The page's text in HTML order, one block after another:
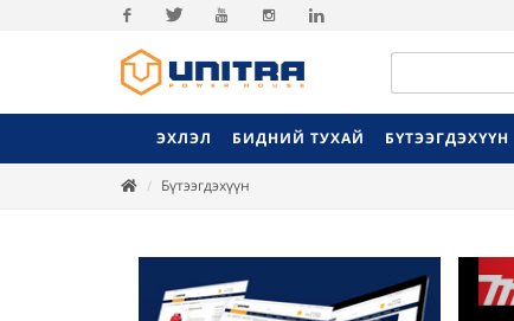
Facebook
ЭХЛЭЛ БИДНИЙ ТУХАЙ БҮТЭЭГДЭХҮҮН
Бүтээгдэхүүн